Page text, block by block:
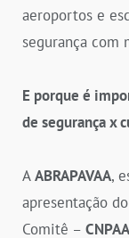
aeroportos e
segurança com
E porque é
de segurança x
AABRAPAVAA,
apresentação
Comitê – CNPAA